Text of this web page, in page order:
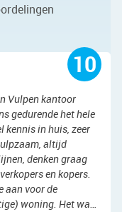
10
Vulpen kantoor
gedurende het hele
kennis in huis, zeer
altijd
denken graag
en kopers.
aan voor de
woning. Het was